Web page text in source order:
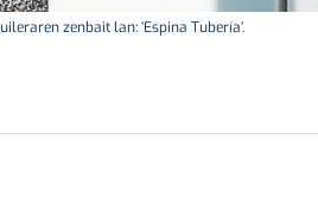
zenbait lan: ‘Espina Tubería’.